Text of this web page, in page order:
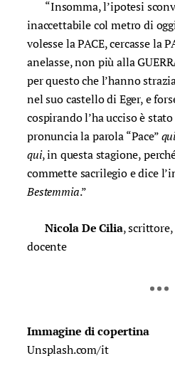
“Insomma, l’ipotesi
inaccettabile col metro di
volesse la PACE, cercasse la
anelasse, non più alla
per questo che l’hanno
nel suo castello di Eger, e
cospirando l’ha ucciso è
pronuncia la parola “Pace”
qui, in questa stagione,
commette sacrilegio e dice
Bestemmia.”
Nicola De Cilia,
docente
Immagine di copertina
Unsplash.com/it